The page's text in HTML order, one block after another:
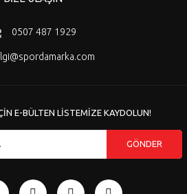
0507 487 1929
E-BÜLTEN LİSTEMİZE KAYDOLUN!
GÖNDER